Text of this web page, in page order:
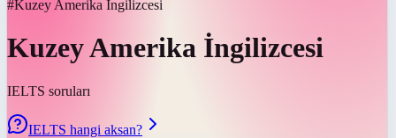
#Kuzey Amerika İngilizcesi
Kuzey Amerika İngilizcesi
IELTS soruları
IELTS hangi aksan?